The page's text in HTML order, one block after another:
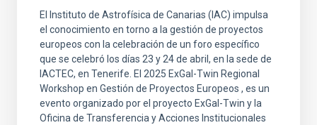
El Instituto de Astrofísica de Canarias (IAC) impulsa
el conocimiento en torno a la gestión de proyectos
europeos con la celebración de un foro específico
que se celebró los días 23 y 24 de abril, en la sede de
IACTEC, en Tenerife. El 2025 ExGal-Twin Regional
Workshop en Gestión de Proyectos Europeos , es un
evento organizado por el proyecto ExGal-Twin y la
Oficina de Transferencia y Acciones Institucionales